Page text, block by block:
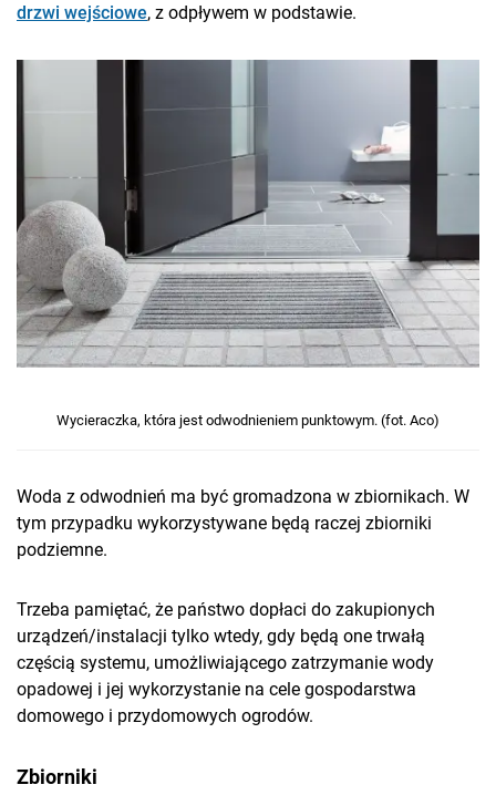
drzwi wejściowe, z odpływem w podstawie.
Wycieraczka, która jest odwodnieniem punktowym. (fot. Aco)
Woda z odwodnień ma być gromadzona w zbiornikach. W
tym przypadku wykorzystywane będą raczej zbiorniki
podziemne.
Trzeba pamiętać, że państwo dopłaci do zakupionych
urządzeń/instalacji tylko wtedy, gdy będą one trwałą
częścią systemu, umożliwiającego zatrzymanie wody
opadowej i jej wykorzystanie na cele gospodarstwa
domowego i przydomowych ogrodów.
Zbiorniki